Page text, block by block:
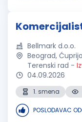
Bellmark d.o.o.
Beograd,
Terenski rad -
04.09.2026
1. smena
POSLODAVAC